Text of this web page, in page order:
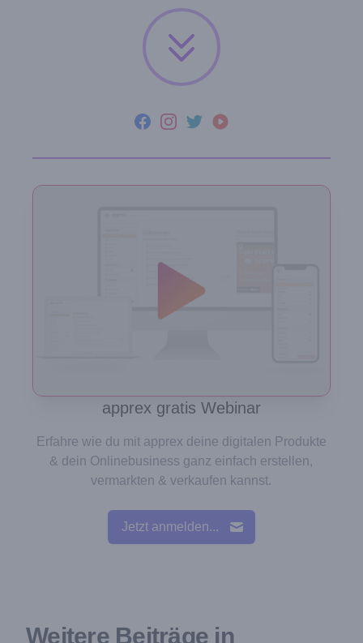
Facebook
Instagram
TwitterYouTube
apprex gratis Webinar
Erfahre wie du mit apprex deine digitalen Produkte
& dein Onlinebusiness ganz einfach erstellen,
vermarkten & verkaufen kannst.
Jetzt anmelden...
Weitere Beiträge in